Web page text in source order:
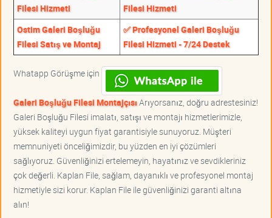
Filesi Hizmeti
Filesi Hizmeti
Ostim Galeri Boşluğu
Filesi Satış ve Montaj
✅ Profesyonel Galeri Boşluğu
Filesi Hizmeti - 7/24 Destek
Whatapp Görüşme için
Galeri Boşluğu Filesi MontajçısıArıyorsanız, doğru adrestesiniz!
Galeri Boşluğu Filesi imalatı, satışı ve montajı hizmetlerimizle,
yüksek kaliteyi uygun fiyat garantisiyle sunuyoruz. Müşteri
memnuniyeti önceliğimizdir, bu yüzden en iyi çözümleri
sağlıyoruz. Güvenliğinizi ertelemeyin, hayatınız ve sevdikleriniz
çok değerli. Kaplan File, sağlam, dayanıklı ve profesyonel montaj
hizmetiyle sizi korur. Kaplan File ile güvenliğinizi garanti altına
alın!